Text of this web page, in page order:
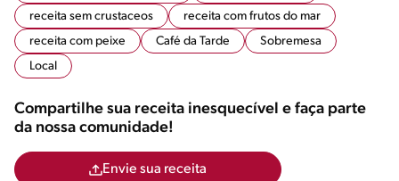
receita sem crustaceos
receita com frutos do mar
receita com peixe
Café da Tarde
Sobremesa
Local
Compartilhe sua receita inesquecível e faça parte
da nossa comunidade!
Envie sua receita